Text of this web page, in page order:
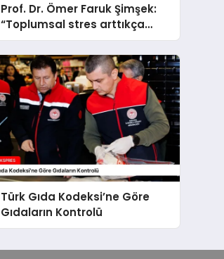
Prof. Dr. Ömer Faruk Şimşek:
“Toplumsal stres arttıkça
sabır eşiğimiz düşüyor”
Türk Gıda Kodeksi’ne Göre
Gıdaların Kontrolü